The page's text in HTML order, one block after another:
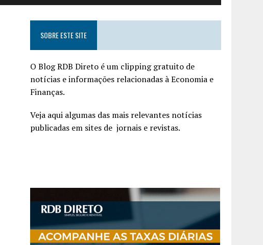
SOBRE ESTE SITE
O Blog RDB Direto é um clipping gratuito de
notícias e informações relacionadas à Economia e
Finanças.
Veja aqui algumas das mais relevantes notícias
publicadas em sites de jornais e revistas.